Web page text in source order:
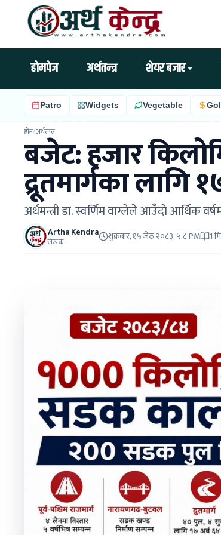
होमपेज अर्थतन्त्र शेयर बजार
Patro Widgets Vegetable
होम/अर्थतन्त्र
बजेट: हजार
द्रूतमार्गका लागि
अर्थमन्त्री डा. स्वर्णिम वाग्लेले आउँदो आर्थिक
Artha Kendra
लेखक शुक्रबार, १५ जेठ २०८३, ५:८ PM 1